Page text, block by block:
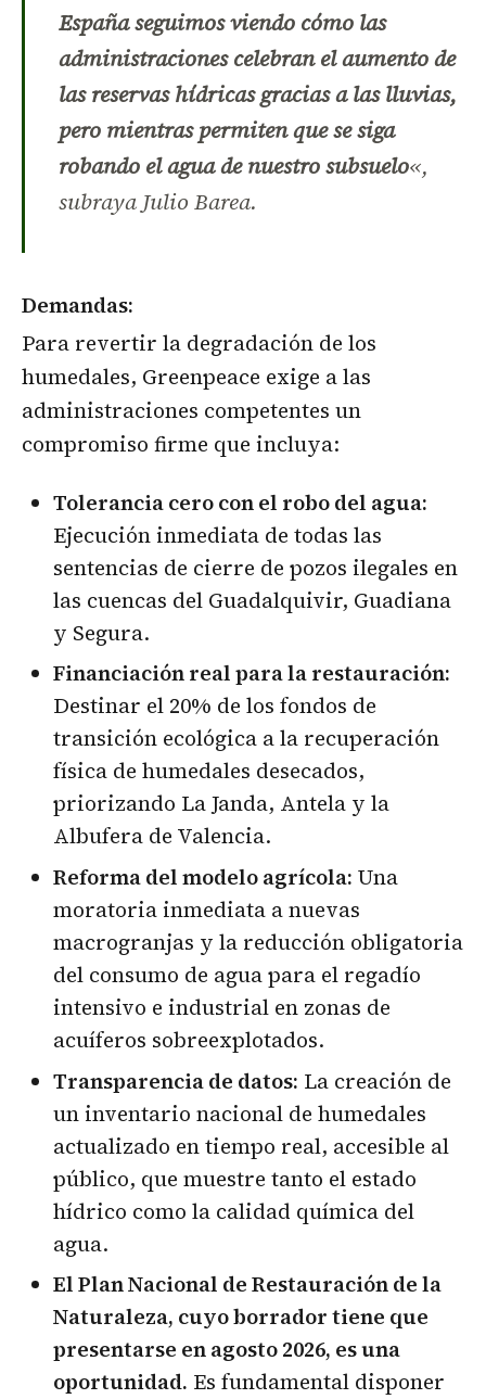
España seguimos viendo cómo las
administraciones celebran el aumento de
las reservas hídricas gracias a las lluvias,
pero mientras permiten que se siga
robando el agua de nuestro subsuelo«,
subraya Julio Barea.
Demandas:
Para revertir la degradación de los
humedales, Greenpeace exige a las
administraciones competentes un
compromiso firme que incluya:
Tolerancia cero con el robo del agua:
Ejecución inmediata de todas las
sentencias de cierre de pozos ilegales en
las cuencas del Guadalquivir, Guadiana
y Segura.
Financiación real para la restauración:
Destinar el 20% de los fondos de
transición ecológica a la recuperación
física de humedales desecados,
priorizando La Janda, Antela y la
Albufera de Valencia.
Reforma del modelo agrícola: Una
moratoria inmediata a nuevas
macrogranjas y la reducción obligatoria
del consumo de agua para el regadío
intensivo e industrial en zonas de
acuíferos sobreexplotados.
Transparencia de datos: La creación de
un inventario nacional de humedales
actualizado en tiempo real, accesible al
público, que muestre tanto el estado
hídrico como la calidad química del
agua.
El Plan Nacional de Restauración de la
Naturaleza, cuyo borrador tiene que
presentarse en agosto 2026, es una
oportunidad. Es fundamental disponer